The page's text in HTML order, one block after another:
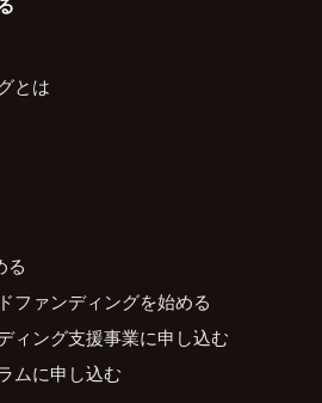
とは
る
ファンディングを始める
ィング支援事業に申し込む
ムに申し込む